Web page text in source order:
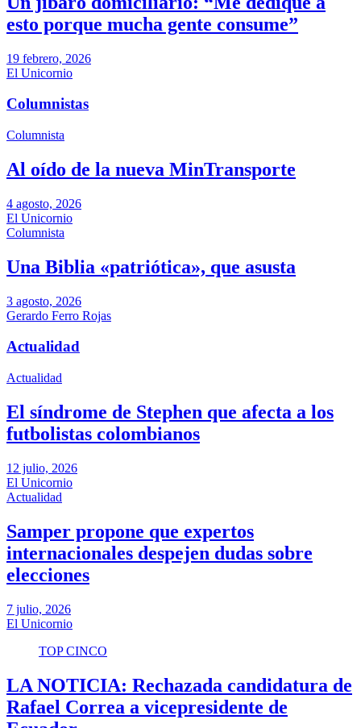
esto porque mucha gente consume”
19 febrero, 2026
El Unicornio
Columnistas
Columnista
Al oído de la nueva MinTransporte
4 agosto, 2026
El Unicornio
Columnista
Una Biblia «patriótica», que asusta
3 agosto, 2026
Gerardo Ferro Rojas
Actualidad
Actualidad
El síndrome de Stephen que afecta a los
futbolistas colombianos
12 julio, 2026
El Unicornio
Actualidad
Samper propone que expertos
internacionales despejen dudas sobre
elecciones
7 julio, 2026
El Unicornio
TOP CINCO
LA NOTICIA: Rechazada candidatura de
Rafael Correa a vicepresidente de